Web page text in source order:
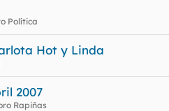
Política
Hot y Linda
2007
Rapiñas